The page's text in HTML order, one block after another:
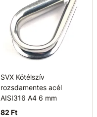
SVX Kötélszív
rozsdamentes acél
AISI316 A4 6 mm
82 Ft